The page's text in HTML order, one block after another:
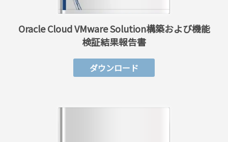
Oracle Cloud VMware Solution構築および機能
検証結果報告書
ダウンロード